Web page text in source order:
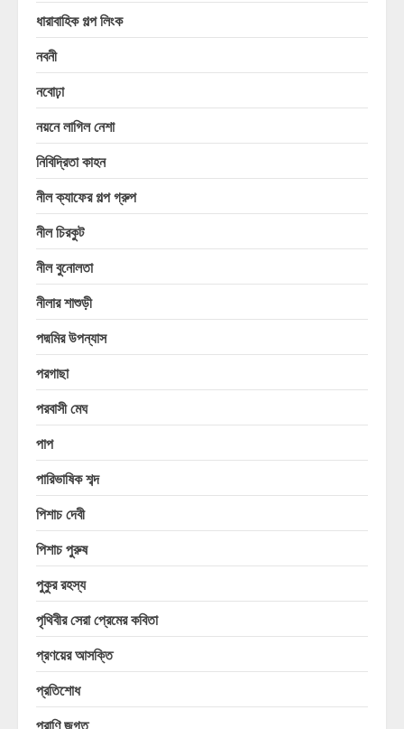
ধারাবাহিক গল্প লিংক
নবনী
নবোঢ়া
নয়নে লাগিল নেশা
নিবিদ্রিতা কাহন
নীল ক্যাফের গল্প গ্রুপ
নীল চিরকুট
নীল বুনোলতা
নীলার শাশুড়ী
পদ্মমির উপন্যাস
পরগাছা
পরবাসী মেঘ
পাপ
পারিভাষিক শব্দ
পিশাচ দেবী
পিশাচ পুরুষ
পুকুর রহস্য
পৃথিবীর সেরা প্রেমের কবিতা
প্রণয়ের আসক্তি
প্রতিশোধ
প্রাণি জগত